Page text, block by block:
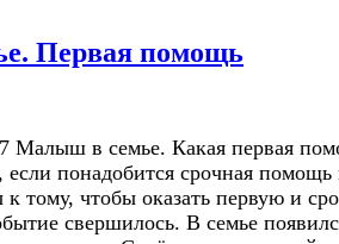
Первая помощь
Малыш в семье. Какая первая
если понадобится срочная
к тому, чтобы оказать первую и
свершилось. В семье